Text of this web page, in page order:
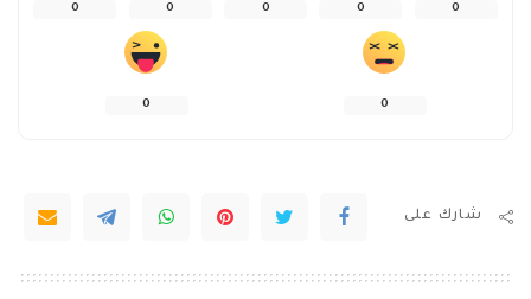
0
0
0
0
0
0
0
شارك على